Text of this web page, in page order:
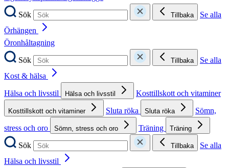
Sök
Tillbaka
Se alla
Örhängen
Öronhåltagning
Sök
Tillbaka
Se alla
Kost & hälsa
Hälsa och livsstil
Hälsa och livsstil Kosttillskott och vitaminer
Kosttillskott och vitaminer Sluta röka Sluta röka
Sömn,
stress och oro
Sömn, stress och oro Träning Träning
Sök Tillbaka
Se alla
Hälsa och livsstil